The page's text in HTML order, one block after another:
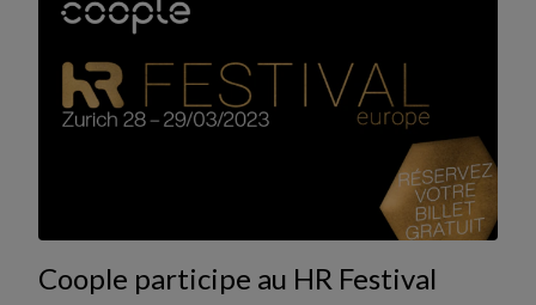
Coople participe au HR Festival